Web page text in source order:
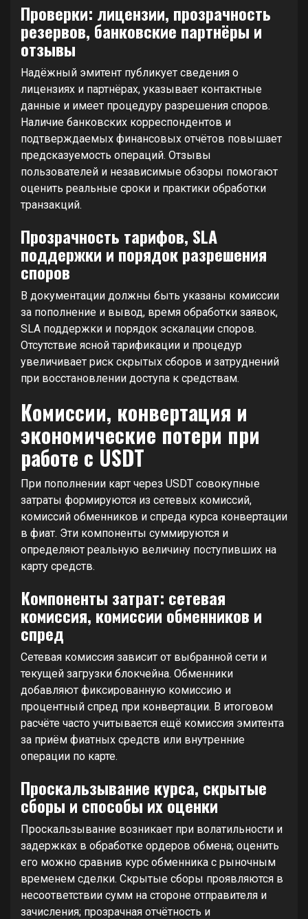
Проверки: лицензии, прозрачность
резервов, банковские партнёры и
отзывы
Надёжный эмитент публикует сведения о
лицензиях и партнёрах, указывает контактные
данные и имеет процедуру разрешения споров.
Наличие банковских корреспондентов и
подтверждаемых финансовых отчётов повышает
предсказуемость операций. Отзывы
пользователей и независимые обзоры помогают
оценить реальные сроки и практики обработки
транзакций.
Прозрачность тарифов, SLA
поддержки и порядок разрешения
споров
В документации должны быть указаны комиссии
за пополнение и вывод, время обработки заявок,
SLA поддержки и порядок эскалации споров.
Отсутствие ясной тарификации и процедур
увеличивает риск скрытых сборов и затруднений
при восстановлении доступа к средствам.
Комиссии, конвертация и
экономические потери при
работе с USDT
При пополнении карт через USDT совокупные
затраты формируются из сетевых комиссий,
комиссий обменников и спреда курса конвертации
в фиат. Эти компоненты суммируются и
определяют реальную величину поступивших на
карту средств.
Компоненты затрат: сетевая
комиссия, комиссии обменников и
спред
Сетевая комиссия зависит от выбранной сети и
текущей загрузки блокчейна. Обменники
добавляют фиксированную комиссию и
процентный спред при конвертации. В итоговом
расчёте часто учитывается ещё комиссия эмитента
за приём фиатных средств или внутренние
операции по карте.
Проскальзывание курса, скрытые
сборы и способы их оценки
Проскальзывание возникает при волатильности и
задержках в обработке ордеров обмена; оценить
его можно сравнив курс обменника с рыночным
временем сделки. Скрытые сборы проявляются в
несоответствии сумм на стороне отправителя и
зачисления; прозрачная отчётность и